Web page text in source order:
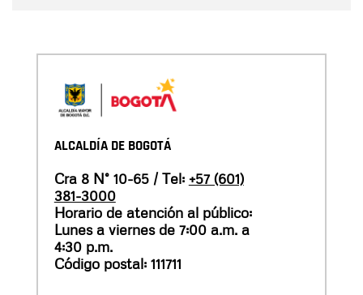
ALCALDÍA DE BOGOTÁ
Cra 8 N° 10-65 / Tel: +57 (601)
381-3000
Horario de atención al público:
Lunes a viernes de 7:00 a.m. a
4:30 p.m.
Código postal: 111711